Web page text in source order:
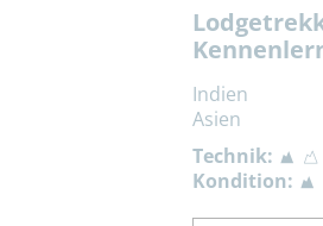
Indien
Asien
Technik:
Kondition: